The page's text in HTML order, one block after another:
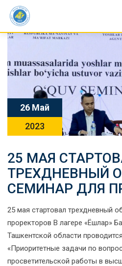
Skip
content
26 Май
2023
25 МАЯ
ТРЕХДНЕВНЫЙ
СЕМИНАР ДЛЯ
25 мая стартовал трехдневный
проректоров В лагере «Ёшлар»
Ташкентской области
«Приоритетные задачи по
просветительской работы в